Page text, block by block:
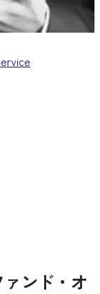
ンド・オ